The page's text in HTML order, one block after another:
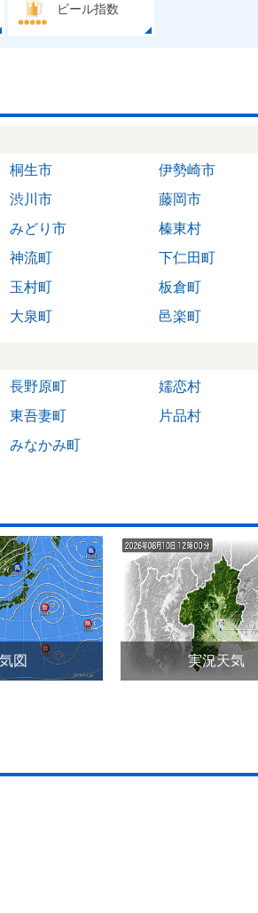
ビール指数
桐生市
伊勢崎市
渋川市
藤岡市
みどり市
榛東村
神流町
下仁田町
玉村町
板倉町
大泉町 邑楽町
長野原町
嬬恋村
東吾妻町
片品村
みなかみ町
図 実況天気